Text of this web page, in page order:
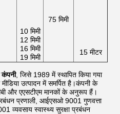
10 मिमी
12 मिमी
16 मिमी
19 मिमी
75 मिमी
15 मीटर
, जिसे 1989 में स्थापित किया गया
उत्पादन में समर्पित है।कंपनी के
और एएसटीएम मानकों के अनुरूप हैं।
प्रणाली, आईएसओ 9001 गुणवत्ता
व्यवसाय स्वास्थ्य सुरक्षा प्रबंधन